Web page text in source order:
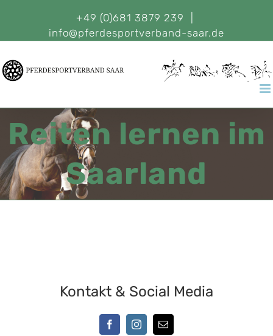
+49 (0)681 3879 239
info@pferdesportverband-saar.de
Reiten lernen im
Saarland
Kontakt & Social Media